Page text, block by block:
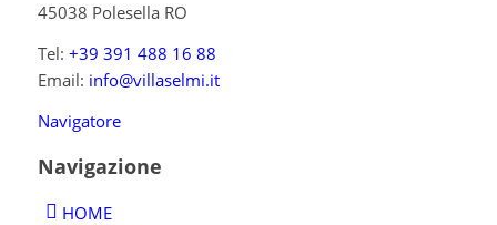
45038 Polesella RO
Tel: +39 391 488 16 88
Email: info@villaselmi.it
Navigatore
Navigazione
HOME